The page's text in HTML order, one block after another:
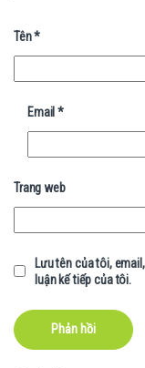
Tên*
Email*
Trang web
Lưu tên của tôi,
luận kế tiếp của tôi.